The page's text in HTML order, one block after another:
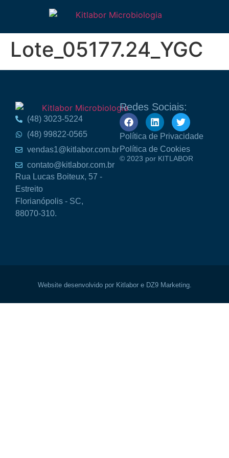
Lote_05177.24_YGC
(48) 3023-5224
(48) 99822-0565
vendas1@kitlabor.com.br
contato@kitlabor.com.br
Rua Lucas Boiteux, 57 -
Estreito
Florianópolis - SC,
88070-310.
Redes Sociais:
Política de Privacidade
Política de Cookies
© 2023 por KITLABOR
Website desenvolvido por Kitlabor e DZ9 Marketing.